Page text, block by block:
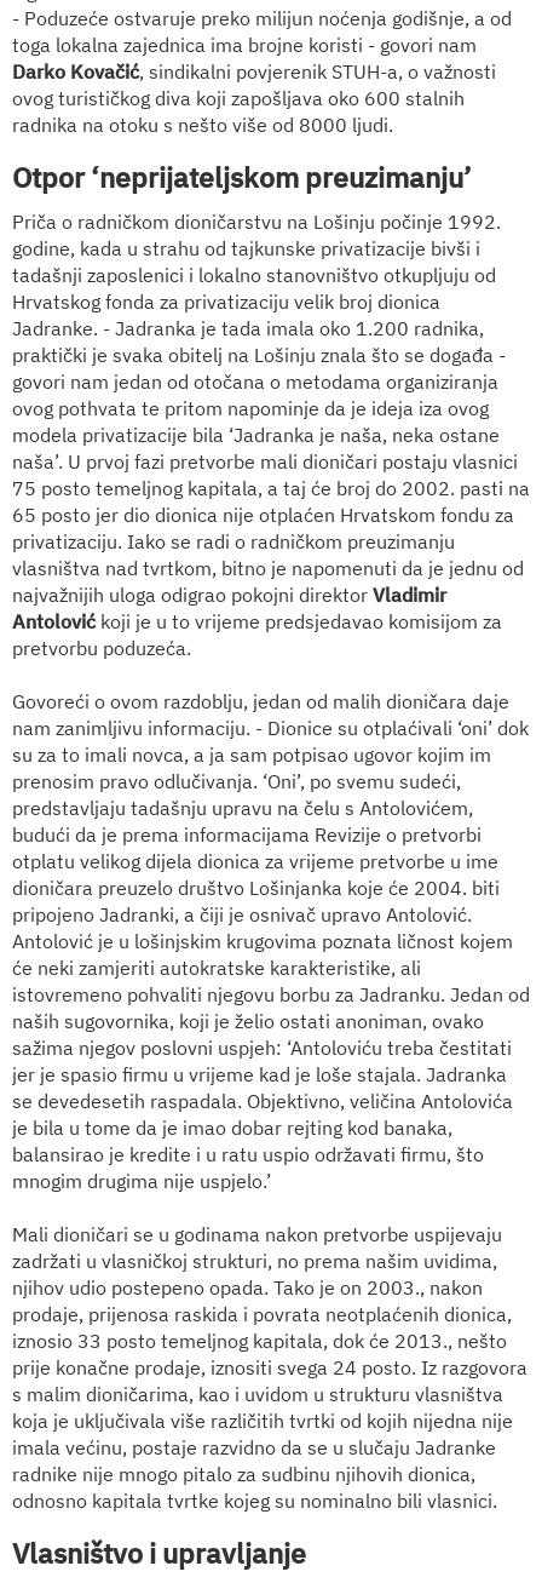
- Poduzeće ostvaruje preko milijun noćenja godišnje, a od
toga lokalna zajednica ima brojne koristi - govori nam
Darko Kovačić, sindikalni povjerenik STUH-a, o važnosti
ovog turističkog diva koji zapošljava oko 600 stalnih
radnika na otoku s nešto više od 8000 ljudi.
Otpor ‘neprijateljskom preuzimanju’
Priča o radničkom dioničarstvu na Lošinju počinje 1992.
godine, kada u strahu od tajkunske privatizacije bivši i
tadašnji zaposlenici i lokalno stanovništvo otkupljuju od
Hrvatskog fonda za privatizaciju velik broj dionica
Jadranke. - Jadranka je tada imala oko 1.200 radnika,
praktički je svaka obitelj na Lošinju znala što se događa -
govori nam jedan od otočana o metodama organiziranja
ovog pothvata te pritom napominje da je ideja iza ovog
modela privatizacije bila ‘Jadranka je naša, neka ostane
naša’. U prvoj fazi pretvorbe mali dioničari postaju vlasnici
75 posto temeljnog kapitala, a taj će broj do 2002. pasti na
65 posto jer dio dionica nije otplaćen Hrvatskom fondu za
privatizaciju. Iako se radi o radničkom preuzimanju
vlasništva nad tvrtkom, bitno je napomenuti da je jednu od
najvažnijih uloga odigrao pokojni direktor Vladimir
Antolovićkoji je u to vrijeme predsjedavao komisijom za
pretvorbu poduzeća.
Govoreći o ovom razdoblju, jedan od malih dioničara daje
nam zanimljivu informaciju. - Dionice su otplaćivali ‘oni’ dok
su za to imali novca, a ja sam potpisao ugovor kojim im
prenosim pravo odlučivanja. ‘Oni’, po svemu sudeći,
predstavljaju tadašnju upravu na čelu s Antolovićem,
budući da je prema informacijama Revizije o pretvorbi
otplatu velikog dijela dionica za vrijeme pretvorbe u ime
dioničara preuzelo društvo Lošinjanka koje će 2004. biti
pripojeno Jadranki, a čiji je osnivač upravo Antolović.
Antolović je u lošinjskim krugovima poznata ličnost kojem
će neki zamjeriti autokratske karakteristike, ali
istovremeno pohvaliti njegovu borbu za Jadranku. Jedan od
naših sugovornika, koji je želio ostati anoniman, ovako
sažima njegov poslovni uspjeh: ‘Antoloviću treba čestitati
jer je spasio firmu u vrijeme kad je loše stajala. Jadranka
se devedesetih raspadala. Objektivno, veličina Antolovića
je bila u tome da je imao dobar rejting kod banaka,
balansirao je kredite i u ratu uspio održavati firmu, što
mnogim drugima nije uspjelo.’
Mali dioničari se u godinama nakon pretvorbe uspijevaju
zadržati u vlasničkoj strukturi, no prema našim uvidima,
njihov udio postepeno opada. Tako je on 2003., nakon
prodaje, prijenosa raskida i povrata neotplaćenih dionica,
iznosio 33 posto temeljnog kapitala, dok će 2013., nešto
prije konačne prodaje, iznositi svega 24 posto. Iz razgovora
s malim dioničarima, kao i uvidom u strukturu vlasništva
koja je uključivala više različitih tvrtki od kojih nijedna nije
imala većinu, postaje razvidno da se u slučaju Jadranke
radnike nije mnogo pitalo za sudbinu njihovih dionica,
odnosno kapitala tvrtke kojeg su nominalno bili vlasnici.
Vlasništvo i upravljanje